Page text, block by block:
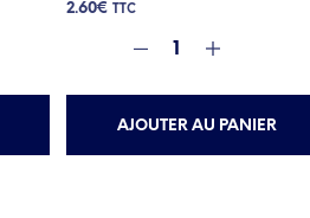
2.60€ TTC
AJOUTER AU PANIER